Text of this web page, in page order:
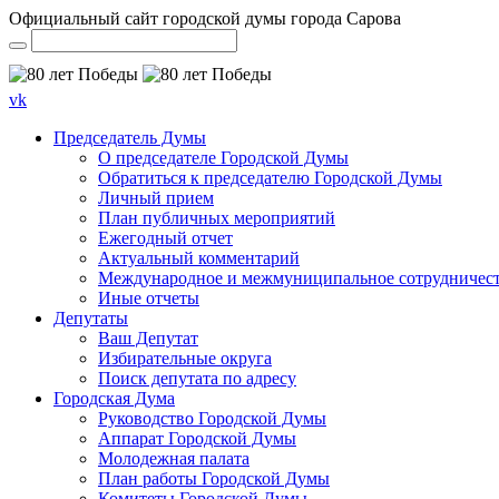
Официальный сайт городской думы города Сарова
vk
Председатель Думы
О председателе Городской Думы
Обратиться к председателю Городской Думы
Личный прием
План публичных мероприятий
Ежегодный отчет
Актуальный комментарий
Международное и межмуниципальное
Иные отчеты
Депутаты
Ваш Депутат
Избирательные округа
Поиск депутата по адресу
Городская Дума
Руководство Городской Думы
Аппарат Городской Думы
Молодежная палата
План работы Городской Думы